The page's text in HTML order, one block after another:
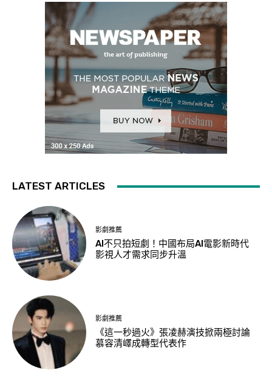
LATEST ARTICLES
影劇推薦
AI不只拍短劇！中國布局AI電影新時代
影視人才需求同步升溫
影劇推薦
《這一秒過火》張凌赫演技掀兩極討論
慕容清嶧成轉型代表作